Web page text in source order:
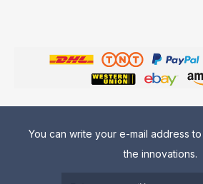
You can write your e-mail address
the innovations.